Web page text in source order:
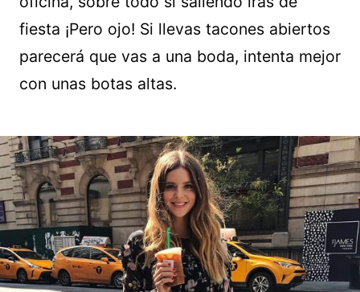
fiesta ¡Pero ojo! Si llevas tacones abiertos
parecerá que vas a una boda, intenta mejor
con unas botas altas.